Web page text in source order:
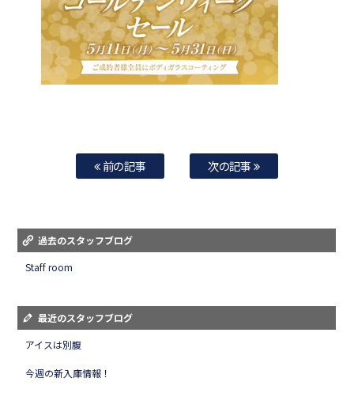
前の記事 次の記事
過去のスタッフブログ
Staff room
最近のスタッフブログ
アイスは別腹
今週の新入庫情報！